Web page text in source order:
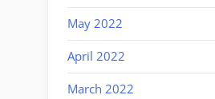
May 2022
April 2022
March 2022